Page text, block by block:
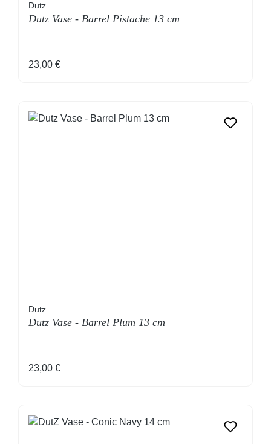
Dutz
Dutz Vase - Barrel Pistache 13 cm
Regulärer Preis:
23,00 €
Dutz
Dutz Vase - Barrel Plum 13 cm
Regulärer Preis:
23,00 €